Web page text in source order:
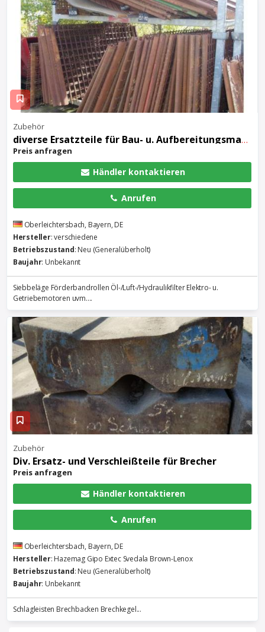
Zubehör
diverse Ersatzteile für Bau- u. Aufbereitungsmaschinen
Preis anfragen
Händler kontaktieren
Anrufen
Oberleichtersbach, Bayern, DE
Hersteller: verschiedene
Betriebszustand: Neu (Generalüberholt)
Baujahr: Unbekannt
Siebbeläge Förderbandrollen Öl-/Luft-/Hydraulikfilter Elektro- u.
Getriebemotoren uvm....
Zubehör
Div. Ersatz- und Verschleißteile für Brecher
Preis anfragen
Händler kontaktieren
Anrufen
Oberleichtersbach, Bayern, DE
Hersteller: Hazemag Gipo Extec Svedala Brown-Lenox
Betriebszustand: Neu (Generalüberholt)
Baujahr: Unbekannt
Schlagleisten Brechbacken Brechkegel...